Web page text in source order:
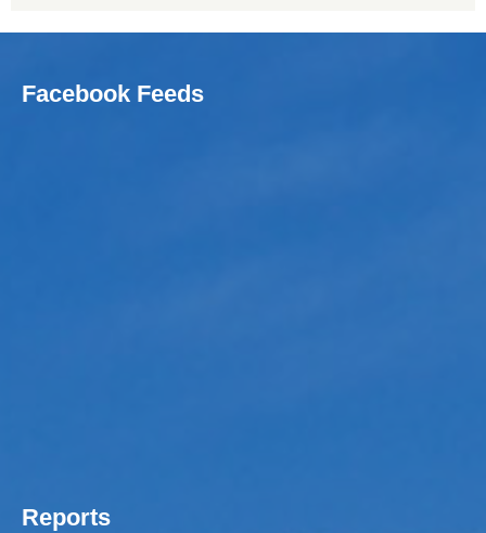
Facebook Feeds
Reports